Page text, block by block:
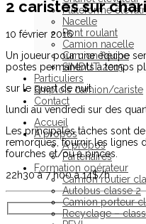
Plateforme
Nacelle
Pont roulant
Camion nacelle
Camion flèche
SIMDUT 2015
Particuliers
Emplois camion/cariste
Contact
Accueil
À propos
À propos
Partenaires
Formation opérateur
Camion routier
Autobus classe 2
Camion porteur
Recyclage –
2 caristes sur
10 février 2016
Un joueur pour une équipe
postes permanents à temps
sur le quart de nuit
lundi au vendredi sur des
Les principales tâches sont
remorques, fournir les lignes
fourches et/ou à pinces.
22h30 à 7 h00 à 14$/h